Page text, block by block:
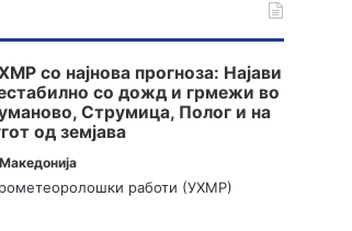
со најнова прогноза: Најави
со дожд и грмежи во
Струмица, Полог и на
од земјава
Македонија
работи (УХМР)